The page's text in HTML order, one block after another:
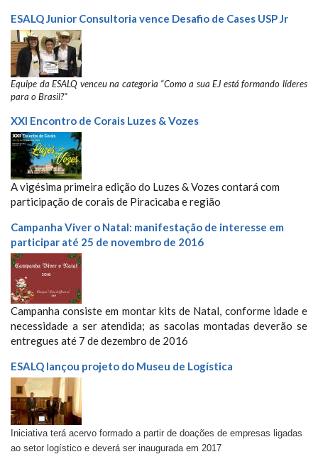
ESALQ Junior Consultoria vence Desafio de Cases USP Jr
Equipe da ESALQ venceu na categoria “Como a sua EJ está formando líderes
para o Brasil?”
XXI Encontro de Corais Luzes & Vozes
A vigésima primeira edição do Luzes & Vozes contará com
participação de corais de Piracicaba e região
Campanha Viver o Natal: manifestação de interesse em
participar até 25 de novembro de 2016
Campanha consiste em montar kits de Natal, conforme idade e
necessidade a ser atendida; as sacolas montadas deverão se
entregues até 7 de dezembro de 2016
ESALQ lançou projeto do Museu de Logística
Iniciativa terá acervo formado a partir de doações de empresas ligadas
ao setor logístico e deverá ser inaugurada em 2017